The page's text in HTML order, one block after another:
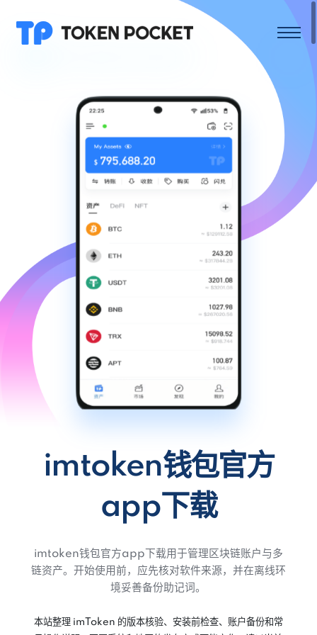
imtoken钱包官方
app下载
imtoken钱包官方app下载用于管理区块链账户与多
链资产。开始使用前，应先核对软件来源，并在离线环
境妥善备份助记词。
本站整理 imToken 的版本核验、安装前检查、账户备份和常